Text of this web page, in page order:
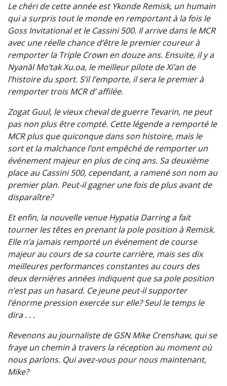
Le chéri de cette année est Ykonde Remisk, un humain
qui a surpris tout le monde en remportant à la fois le
Goss Invitational et le Cassini 500. Il arrive dans le MCR
avec une réelle chance d’être le premier coureur à
remporter la Triple Crown en douze ans. Ensuite, il y a
Nyanāl Mo’tak Xu.oa, le meilleur pilote de Xi’an de
l’histoire du sport. S’il l’emporte, il sera le premier à
remporter trois MCR d’ affilée.
Zogat Guul, le vieux cheval de guerre Tevarin, ne peut
pas non plus être compté. Cette légende a remporté le
MCR plus que quiconque dans son histoire, mais le
sort et la malchance l’ont empêché de remporter un
événement majeur en plus de cinq ans. Sa deuxième
place au Cassini 500, cependant, a ramené son nom au
premier plan. Peut-il gagner une fois de plus avant de
disparaître?
Et enfin, la nouvelle venue Hypatia Darring a fait
tourner les têtes en prenant la pole position à Remisk.
Elle n’a jamais remporté un événement de course
majeur au cours de sa courte carrière, mais ses dix
meilleures performances constantes au cours des
deux dernières années indiquent que sa pole position
n’est pas un hasard. Ce jeune peut-il supporter
l’énorme pression exercée sur elle? Seul le temps le
dira. . .
Revenons au journaliste de GSN Mike Crenshaw, qui se
fraye un chemin à travers la réception au moment où
nous parlons. Qui avez-vous pour nous maintenant,
Mike?